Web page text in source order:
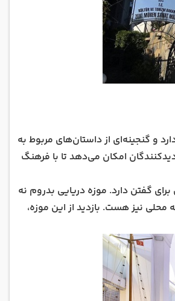
و گنجینه‌ای از داستان‌های مربوط به
امکان می‌دهد تا با فرهنگ
گفتن دارد. موزه دریایی بدروم نه
محلی نیز هست. بازدید از این موزه،